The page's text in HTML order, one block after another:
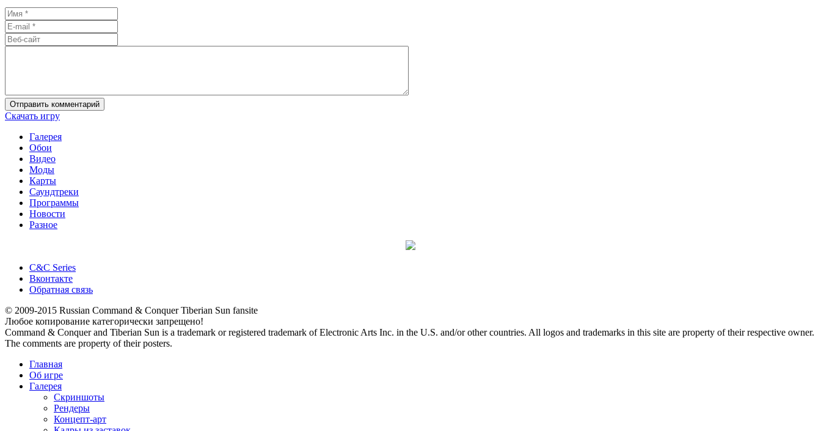
Отправить комментарий
Скачать игру
Галерея
Кадры из заставок
Рендеры
Концепт-арт
Скриншоты
Обои
Видео
Моды
Карты
Саундтреки
Программы
Новости
Разное
C&C Series
Вконтакте
Обратная связь
© 2009-2015 Russian Command & Conquer Tiberian Sun fansite
Любое копирование категорически запрещено!
Command & Conquer and Tiberian Sun is a trademark or registered trademark of Electronic Arts Inc. in the U.S. and/or other countries. All logos and trademarks in this site are property of their respective owner.
The comments are property of their posters.
Главная
Об игре
Галерея
Скриншоты
Рендеры
Концепт-арт